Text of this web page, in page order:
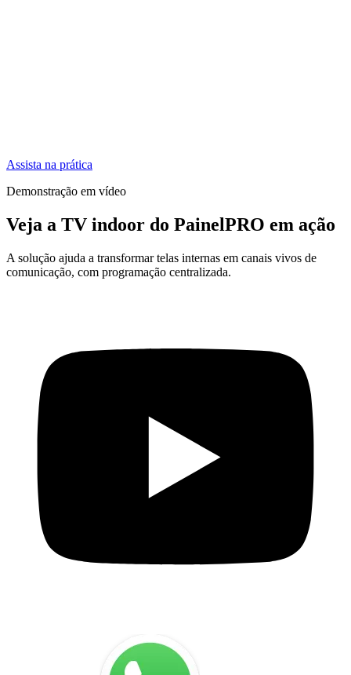
Assista na prática
Demonstração em vídeo
Veja a TV indoor do PainelPRO em ação
A solução ajuda a transformar telas internas em canais vivos de
comunicação, com programação centralizada.